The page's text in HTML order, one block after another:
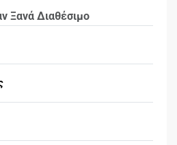
Ξανά Διαθέσιμο